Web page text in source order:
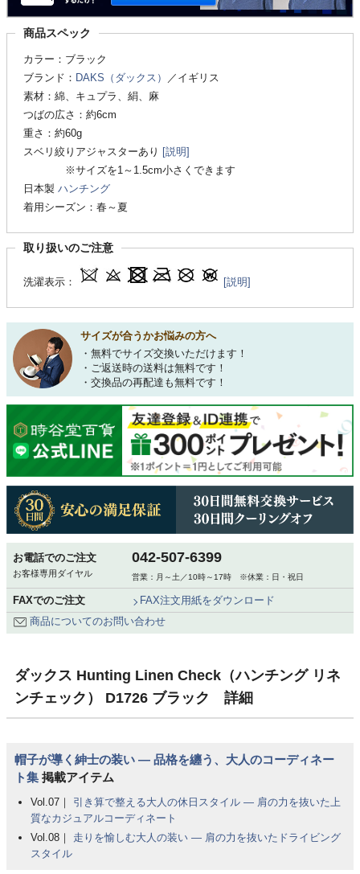
商品スペック
カラー：ブラック
ブランド： DAKS（ダックス）
／イギリス
素材：綿、キュプラ、絹、麻
つばの広さ：約6cm
重さ：約60g
スベリ絞りアジャスターあり [説明]
※サイズを1～1.5cm小さくできます
日本製 ハンチング
着用シーズン：春～夏
取り扱いのご注意
洗濯表示： [説明]
サイズが合うかお悩みの方へ
・無料でサイズ交換いただけます！
・ご返送時の送料は無料です！
・交換品の再配達も無料です！
お電話でのご注文
お客様専用ダイヤル
042-507-6399
営業：月～土／10時～17時 ※休業：日・祝日
FAXでのご注文
FAX注文用紙をダウンロード
商品についてのお問い合わせ
ダックス Hunting Linen Check（ハンチング リネ
ンチェック） D1726 ブラック 詳細
帽子が導く紳士の装い ― 品格を纏う、大人のコーディネー
ト集 掲載アイテム
Vol.07｜ 引き算で整える大人の休日スタイル ― 肩の力を抜いた上
質なカジュアルコーディネート
Vol.08｜ 走りを愉しむ大人の装い ― 肩の力を抜いたドライビング
スタイル